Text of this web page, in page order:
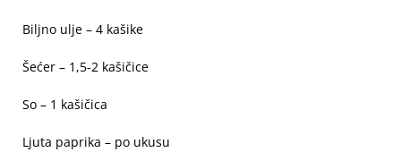
Biljno ulje – 4 kašike
Šećer – 1,5-2 kašičice
So – 1 kašičica
Ljuta paprika – po ukusu